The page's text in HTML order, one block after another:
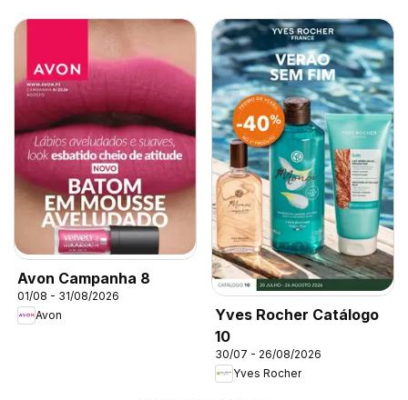
Avon Campanha 8
01/08 - 31/08/2026
Avon
Yves Rocher Catálogo
10
30/07 - 26/08/2026
Yves Rocher